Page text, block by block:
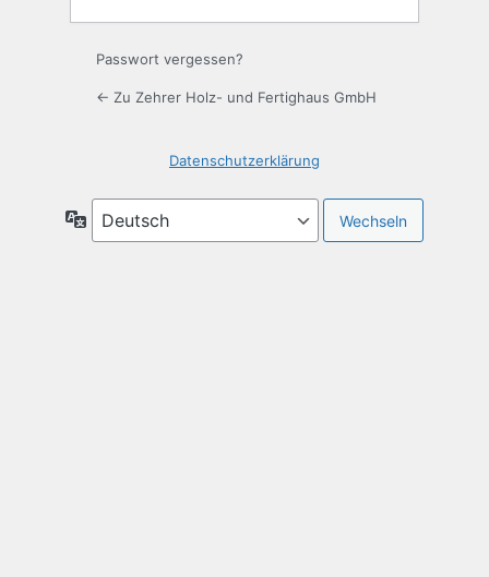
Passwort vergessen?
← Zu Zehrer Holz- und Fertighaus GmbH
Datenschutzerklärung
Sprache